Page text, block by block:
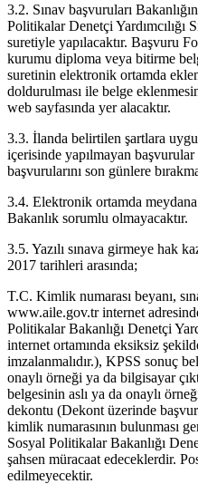
3.2. Sınav başvuruları
Politikalar Denetçi Yardımcılığı
suretiyle yapılacaktır. Başvuru
kurumu diploma veya bitirme
suretinin elektronik ortamda
doldurulması ile belge
web sayfasında yer alacaktır.
3.3. İlanda belirtilen şartlara
içerisinde yapılmayan
başvurularını son günlere
3.4. Elektronik ortamda
Bakanlık sorumlu olmayacaktır.
3.5. Yazılı sınava girmeye hak
2017 tarihleri arasında;
T.C. Kimlik numarası beyanı,
www.aile.gov.tr internet
Politikalar Bakanlığı Denetçi
internet ortamında eksiksiz
imzalanmalıdır.), KPSS sonuç
onaylı örneği ya da bilgisayar
belgesinin aslı ya da onaylı
dekontu (Dekont üzerinde
kimlik numarasının bulunması
Sosyal Politikalar Bakanlığı
şahsen müracaat edeceklerdir.
edilmeyecektir.